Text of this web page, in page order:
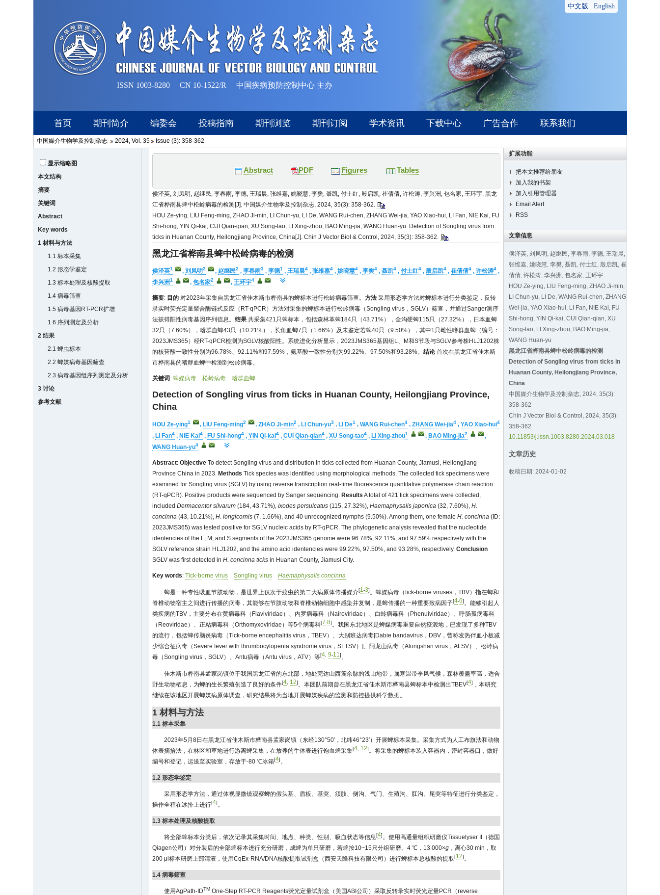
中国媒介生物学及控制杂志 2024, Vol. 35 Issue (3): 358-362
显示缩略图
本文结构
摘要
关键词
Abstract
Key words
1 材料与方法
1.1 标本采集
1.2 形态学鉴定
1.3 标本处理及核酸提取
1.4 病毒筛查
1.5 病毒基因RT-PCR扩增
1.6 序列测定及分析
2 结果
2.1 蜱虫标本
2.2 蜱媒病毒基因筛查
2.3 病毒基因组序列测定及分析
3 讨论
参考文献
扩展功能
把本文推荐给朋友
加入我的书架
加入引用管理器
Email Alert
RSS
文章信息
侯泽英, 刘凤明, 赵继民, 李春雨, 李德, 王瑞晨,
张维嘉, 姚晓慧, 李樊, 聂凯, 付士红, 殷启凯, 崔
倩倩, 许松涛, 李兴洲, 包名家, 王环宇
HOU Ze-ying, LIU Feng-ming, ZHAO Ji-min,
LI Chun-yu, LI De, WANG Rui-chen, ZHANG
Wei-jia, YAO Xiao-hui, LI Fan, NIE Kai, FU
Shi-hong, YIN Qi-kai, CUI Qian-qian, XU
Song-tao, LI Xing-zhou, BAO Ming-jia,
WANG Huan-yu
黑龙江省桦南县蜱中松岭病毒的检测
Detection of Songling virus from ticks in
Huanan County, Heilongjiang Province,
China
中国媒介生物学及控制杂志, 2024, 35(3):
358-362
Chin J Vector Biol & Control, 2024, 35(3):
358-362
10.11853/j.issn.1003.8280.2024.03.018
文章历史
收稿日期: 2024-01-02
Abstract PDF Figures Tables
侯泽英, 刘凤明, 赵继民, 李春雨, 李德, 王瑞晨, 张维嘉, 姚晓慧, 李樊, 聂凯, 付士红, 殷启凯, 崔倩倩, 许松涛, 李兴洲, 包名家, 王环宇. 黑龙
江省桦南县蜱中松岭病毒的检测[J]. 中国媒介生物学及控制杂志, 2024, 35(3): 358-362.
HOU Ze-ying, LIU Feng-ming, ZHAO Ji-min, LI Chun-yu, LI De, WANG Rui-chen, ZHANG Wei-jia, YAO Xiao-hui, LI Fan, NIE Kai, FU
Shi-hong, YIN Qi-kai, CUI Qian-qian, XU Song-tao, LI Xing-zhou, BAO Ming-jia, WANG Huan-yu. Detection of Songling virus from
ticks in Huanan County, Heilongjiang Province, China[J]. Chin J Vector Biol & Control, 2024, 35(3): 358-362.
黑龙江省桦南县蜱中松岭病毒的检测
侯泽英1 ,刘凤明2 ,赵继民2 ,李春雨3 ,李德1 ,王瑞晨4 ,张维嘉4 ,姚晓慧4 ,李樊4 ,聂凯4 ,付士红4 , 殷启凯4 ,崔倩倩4 ,许松涛4 ,
李兴洲1 ,包名家2 ,王环宇4
摘要: 目的 对2023年采集自黑龙江省佳木斯市桦南县的蜱标本进行松岭病毒筛查。方法 采用形态学方法对蜱标本进行分类鉴定，反转
录实时荧光定量聚合酶链式反应（RT-qPCR）方法对采集的蜱标本进行松岭病毒（Songling virus，SGLV）筛查，并通过Sanger测序
法获得阳性病毒基因序列信息。结果 共采集421只蜱标本，包括森林革蜱184只（43.71%），全沟硬蜱115只（27.32%），日本血蜱
32只（7.60%），嗜群血蜱43只（10.21%），长角血蜱7只（1.66%）及未鉴定若蜱40只（9.50%），其中1只雌性嗜群血蜱（编号：
2023JMS365）经RT-qPCR检测为SGLV核酸阳性。系统进化分析显示，2023JMS365基因组L、M和S节段与SGLV参考株HLJ1202株
的核苷酸一致性分别为96.78%、92.11%和97.59%，氨基酸一致性分别为99.22%、97.50%和93.28%。结论 首次在黑龙江省佳木斯
市桦南县的嗜群血蜱中检测到松岭病毒。
关键词 :蜱媒病毒 松岭病毒 嗜群血蜱
Detection of Songling virus from ticks in Huanan County, Heilongjiang Province,
China
HOU Ze-ying1 ,LIU Feng-ming2 ,ZHAO Ji-min2 ,LI Chun-yu3 ,LI De1 ,WANG Rui-chen4 ,ZHANG Wei-jia4 ,YAO Xiao-hui4
,LI Fan4 ,NIE Kai4 ,FU Shi-hong4 ,YIN Qi-kai4 ,CUI Qian-qian4 ,XU Song-tao4 ,LI Xing-zhou1 ,BAO Ming-jia2
,
WANG Huan-yu4
Abstract:Objective To detect Songling virus and distribution in ticks collected from Huanan County, Jiamusi, Heilongjiang
Province China in 2023.Methods Tick species was identified using morphological methods. The collected tick specimens were
examined for Songling virus (SGLV) by using reverse transcription real-time fluorescence quantitative polymerase chain reaction
(RT-qPCR). Positive products were sequenced by Sanger sequencing.Results A total of 421 tick specimens were collected,
includedDermacentor silvarum (184, 43.71%),Ixodes persulcatus (115, 27.32%),Haemaphysalis japonica (32, 7.60%),H.
concinna (43, 10.21%),H. longicornis (7, 1.66%), and 40 unrecognized nymphs (9.50%). Among them, one femaleH. concinna (ID:
2023JMS365) was tested positive for SGLV nucleic acids by RT-qPCR. The phylogenetic analysis revealed that the nucleotide
identencies of the L, M, and S segments of the 2023JMS365 genome were 96.78%, 92.11%, and 97.59% respectively with the
SGLV reference strain HLJ1202, and the amino acid identencies were 99.22%, 97.50%, and 93.28%, respectively.Conclusion
SGLV was first detected inH. concinna ticks in Huanan County, Jiamusi City.
Key words:Tick-borne virus Songling virus Haemaphysalis concinna
蜱是一种专性吸血节肢动物，是世界上仅次于蚊虫的第二大病原体传播媒介[1-3]。蜱媒病毒（tick-borne viruses，TBV）指在蜱和
脊椎动物宿主之间进行传播的病毒，其能够在节肢动物和脊椎动物细胞中感染并复制，是蜱传播的一种重要致病因子[4-6]。能够引起人
类疾病的TBV，主要分布在黄病毒科（Flaviviridae）、内罗病毒科（Nairoviridae）、白蛉病毒科（Phenuiviridae）、呼肠孤病毒科
（Reoviridae）、正粘病毒科（Orthomyxoviridae）等5个病毒科[7-8]。我国东北地区是蜱媒病毒重要自然疫源地，已发现了多种TBV
的流行，包括蜱传脑炎病毒（Tick-borne encephalitis virus，TBEV）、大别班达病毒[Dabie bandavirus，DBV，曾称发热伴血小板减
少综合征病毒（Severe fever with thrombocytopenia syndrome virus，SFTSV）]、阿龙山病毒（Alongshan virus，ALSV）、松岭病
毒（Songling virus，SGLV）、Antu病毒（Antu virus，ATV）等[4 ,9-11]。
佳木斯市桦南县孟家岗镇位于我国黑龙江省的东北部，地处完达山西麓余脉的浅山地带，属寒温带季风气候，森林覆盖率高，适合
野生动物栖息，为蜱的生长繁殖创造了良好的条件[4 12]。本团队前期曾在黑龙江省佳木斯市桦南县蜱标本中检测出TBEV[4] ，本研究
继续在该地区开展蜱媒病原体调查，研究结果将为当地开展蜱媒疾病的监测和防控提供科学数据。
1 材料与方法
1.1 标本采集
2023年5月8日在黑龙江省佳木斯市桦南县孟家岗镇（东经130°50′，北纬46°23′）开展蜱标本采集。采集方式为人工布旗法和动物
体表摘拾法，在林区和草地进行游离蜱采集，在放养的牛体表进行饱血蜱采集[4 12]。将采集的蜱标本装入容器内，密封容器口，做好
编号和登记，运送至实验室，存放于-80 ℃冰箱[4]。
1.2 形态学鉴定
采用形态学方法，通过体视显微镜观察蜱的假头基、盾板、基突、须肢、侧沟、气门、生殖沟、肛沟、尾突等特征进行分类鉴定，
操作全程在冰排上进行[4]。
1.3 标本处理及核酸提取
将全部蜱标本分类后，依次记录其采集时间、地点、种类、性别、吸血状态等信息[4]。使用高通量组织研磨仪Tissuelyser II（德国
Qiagen公司）对分装后的全部蜱标本进行充分研磨，成蜱为单只研磨，若蜱按10~15只分组研磨。4 ℃，13 000×g ，离心30 min，取
200 μl标本研磨上部清液，使用CqEx-RNA/DNA核酸提取试剂盒（西安天隆科技有限公司）进行蜱标本总核酸的提取[12]。
1.4 病毒筛查
使用AgPath-IDTM One-Step RT-PCR Reagents荧光定量试剂盒（美国ABI公司）采取反转录实时荧光定量PCR（reverse